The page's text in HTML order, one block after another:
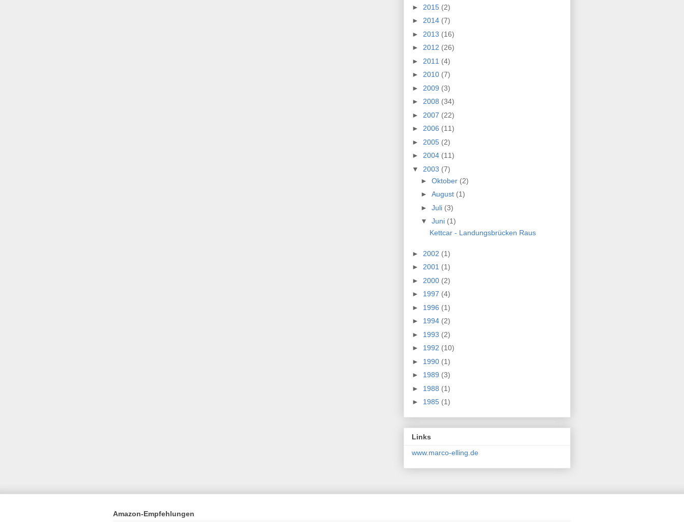
► 2015 (2)
► 2014 (7)
► 2013 (16)
► 2012 (26)
► 2011 (4)
► 2010 (7)
► 2009 (3)
► 2008 (34)
► 2007 (22)
► 2006 (11)
► 2005 (2)
► 2004 (11)
▼ 2003 (7)
► Oktober (2)
► August (1)
► Juli (3)
▼ Juni (1)
Kettcar - Landungsbrücken Raus
► 2002 (1)
► 2001 (1)
► 2000 (2)
► 1997 (4)
► 1996 (1)
► 1994 (2)
► 1993 (2)
► 1992 (10)
► 1990 (1)
► 1989 (3)
► 1988 (1)
► 1985 (1)
Links
www.marco-elling.de
Amazon-Empfehlungen